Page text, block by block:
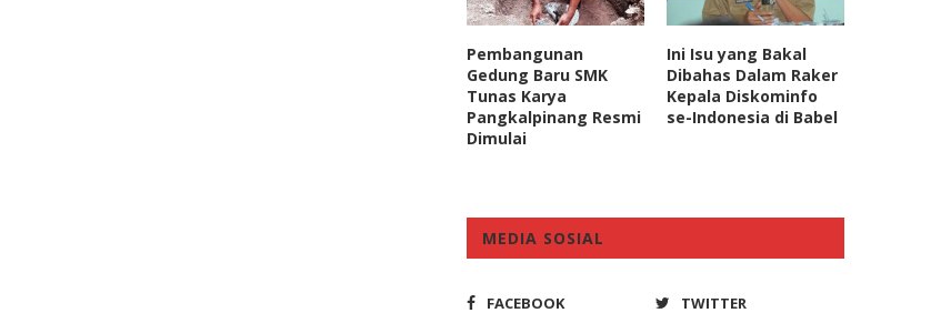
Pembangunan
Gedung Baru SMK
Tunas Karya
Pangkalpinang Resmi
Dimulai
Ini Isu yang Bakal
Dibahas Dalam Raker
Kepala Diskominfo
se-Indonesia di Babel
MEDIA SOSIAL
FACEBOOK
TWITTER